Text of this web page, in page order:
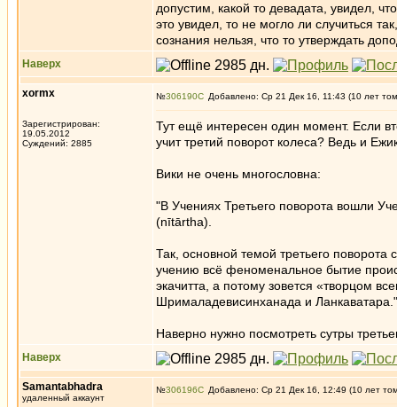
допустим, какой то девадата, увидел,
это увидел, то не могло ли случиться
сознания нельзя, что то утверждать
Наверх
xormx
Зарегистрирован:
19.05.2012
Суждений: 2885
№306190 Добавлено: Ср 21 Дек 16, 11:43 (10 лет
Тут ещё интересен один момент. Если
учит третий поворот колеса? Ведь и
Вики не очень многословна:
"В Учениях Третьего поворота вошли
(nītārtha).
Так, основной темой третьего
учению всё феноменальное бытие
экачитта, а потому зовется «творцом
Шрималадевисинханада и Ланкаватара."
Наверно нужно посмотреть сутры
Наверх
Samantabhadra
удаленный аккаунт
№306196 Добавлено: Ср 21 Дек 16, 12:49 (10 лет